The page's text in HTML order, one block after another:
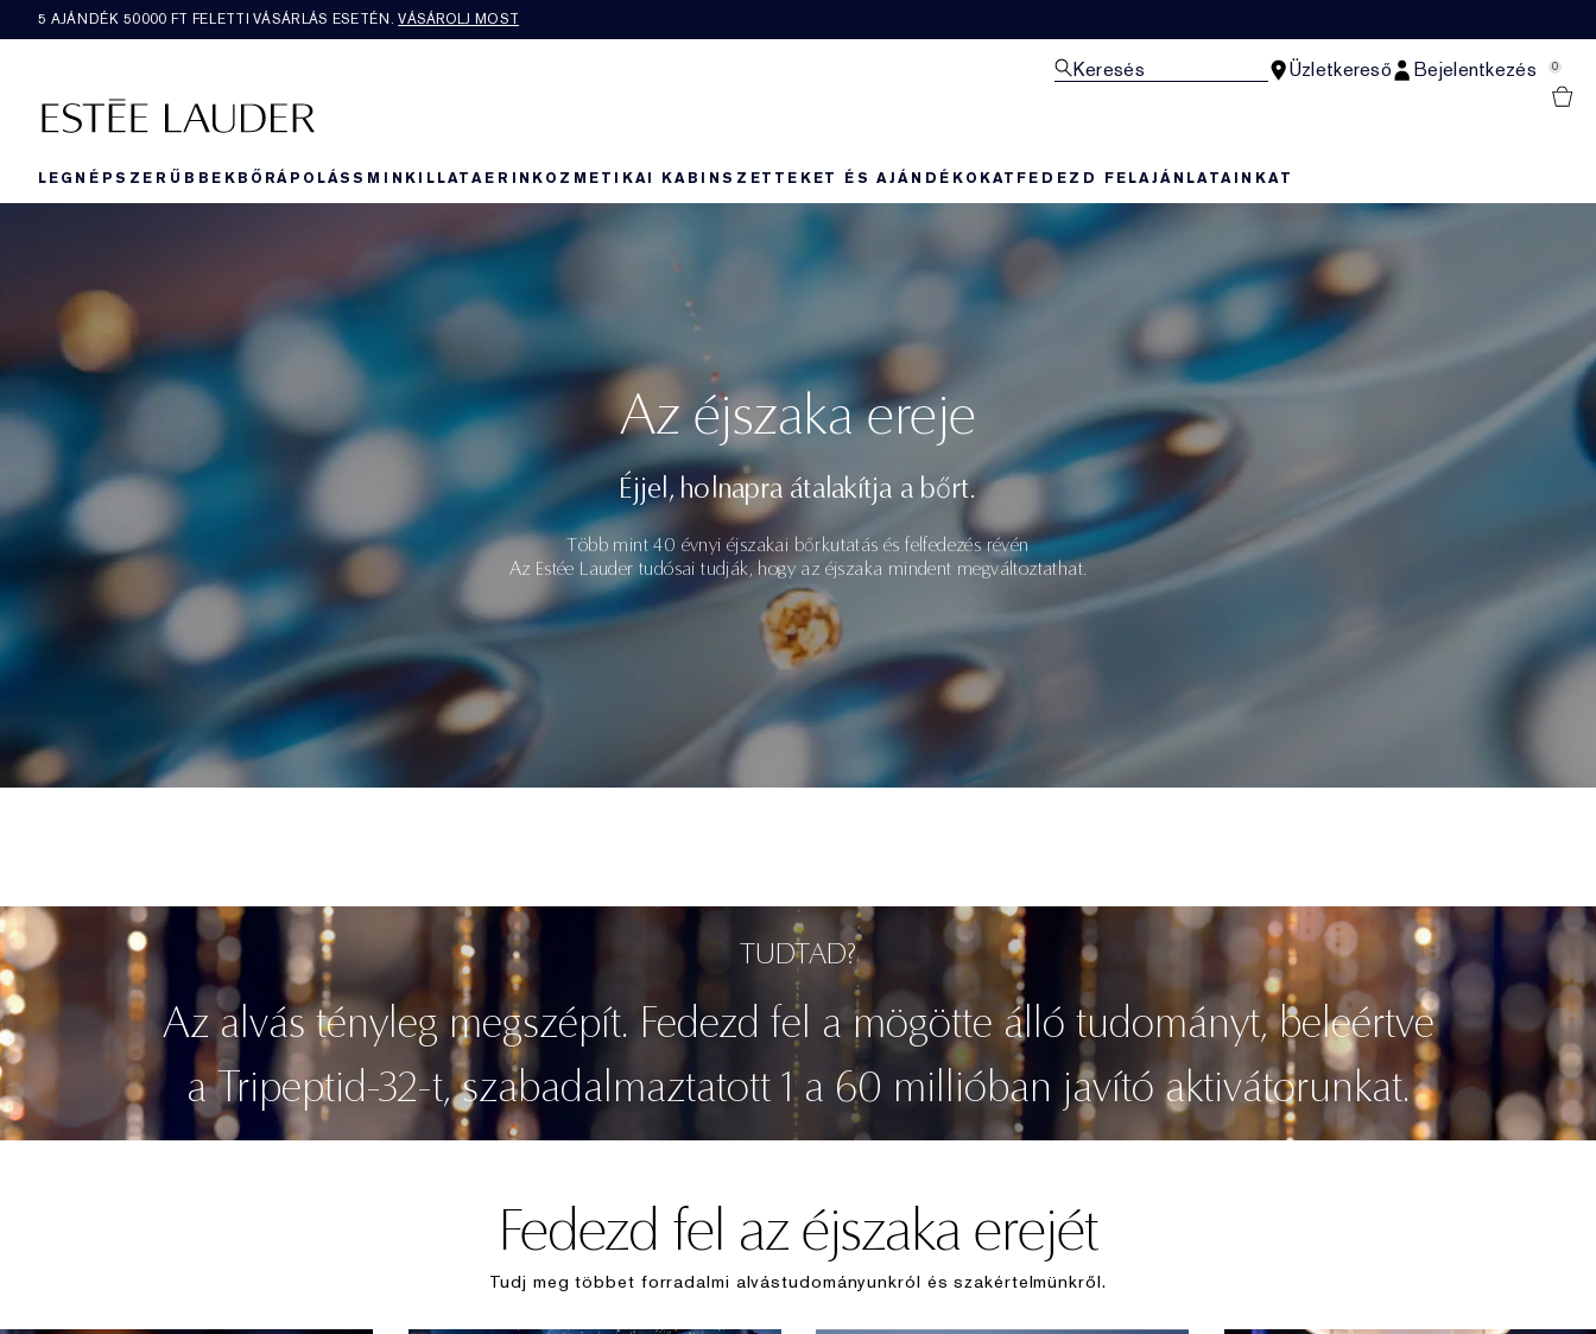
5 AJÁNDÉK 50000​ FT FELETTI VÁSÁRLÁS ESETÉN.VÁSÁROLJ MOST
Keresés Üzletkereső Bejelentkezés 0
LEGNÉPSZERŰBBEKBŐRÁPOLÁSSMINKILLATAERIN KOZMETIKAI KABINSZETTEKET ÉS AJÁNDÉKOKAT FEDEZD FELAJÁNLATAINKAT
Az éjszaka ereje
Éjjel, holnapra átalakítja a bőrt.
Több mint 40 évnyi éjszakai bőrkutatás és felfedezés révén
Az Estée Lauder tudósai tudják, hogy az éjszaka mindent megváltoztathat.
TUDTAD?
Az alvás tényleg megszépít. Fedezd fel a mögötte álló tudományt, beleértve
a Tripeptid-32-t, szabadalmaztatott 1 a 60 millióban javító aktivátorunkat.
Fedezd fel az éjszaka erejét
Tudj meg többet forradalmi alvástudományunkról és szakértelmünkről.